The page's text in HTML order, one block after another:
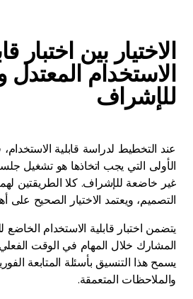
الاختيار بين اختبار
الاستخدام المعتدل
للإشراف
عند التخطيط لدراسة قابلية
الأولى التي يجب اتخاذها هو تشغيل
غير خاضعة للإشراف. كلا الطريقتين
التصميم، ويعتمد الاختيار الصحيح
يتضمن اختبار قابلية الاستخدام الخاضع
المشارك خلال المهام في الوقت
يسمح هذا التنسيق بأسئلة المتابعة
والملاحظات المتعمقة.